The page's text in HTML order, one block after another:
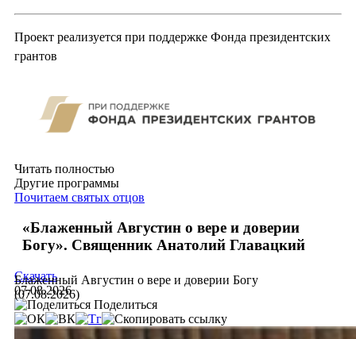
Проект реализуется при поддержке Фонда президентских
грантов
Читать полностью
Другие программы
Почитаем святых отцов
«Блаженный Августин о вере и доверии
Богу». Священник Анатолий Главацкий
Блаженный Августин о вере и доверии Богу
(07.08.2026)
Скачать
07.08.2026
Поделиться